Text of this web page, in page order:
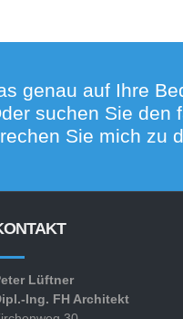
genau auf Ihre
suchen Sie den
Sie mich zu
Lüftner
Ing. FH Architekt